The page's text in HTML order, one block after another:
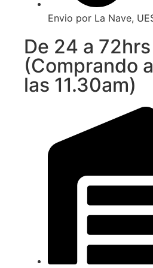
Envio por La Nave,
De 24 a 72hrs
(Comprando
las 11.30am)